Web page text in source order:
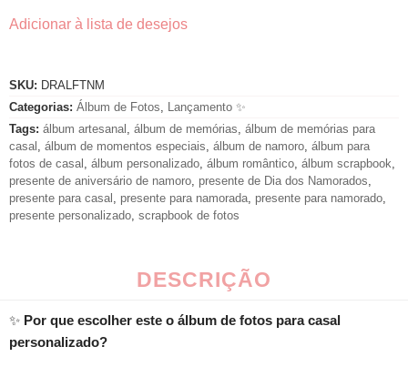
Adicionar à lista de desejos
SKU: DRALFTNM
Categorias: Álbum de Fotos
Lançamento ✨
Tags: álbum artesanal álbum de memórias álbum de memórias para
casal álbum de momentos especiais álbum de namoro álbum para
fotos de casal álbum personalizado álbum romântico álbum scrapbook
presente de aniversário de namoro presente de Dia dos Namorados
presente para casal
presente para namorada presente para namorado
presente personalizado scrapbook de fotos
DESCRIÇÃO
✨ Por que escolher este o álbum de fotos para casal
personalizado?